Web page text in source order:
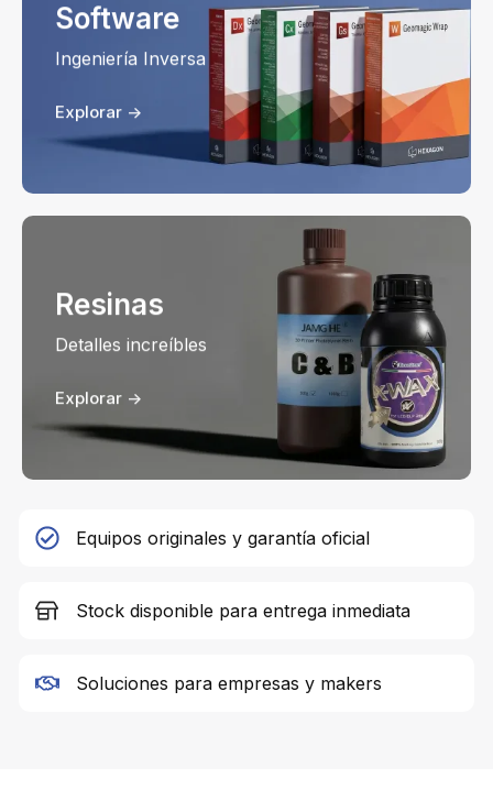
Software
Ingeniería Inversa
Explorar ->
Resinas
Detalles increíbles
Explorar ->
Equipos originales y garantía oficial
Stock disponible para entrega inmediata
Soluciones para empresas y makers